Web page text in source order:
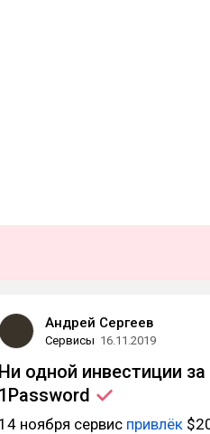
Андрей Сергеев
Сервисы 16.11.2019
Ни одной инвестиции
1Password
14 ноября сервис привлёк